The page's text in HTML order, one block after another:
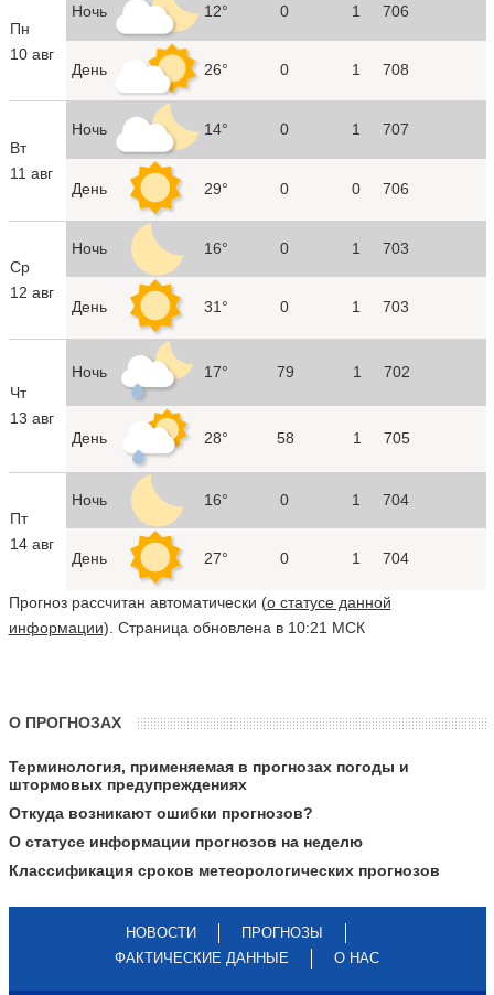
Пн
10 авг
Ночь 12° 0 1 706
День 26° 0 1 708
Вт
11 авг
Ночь 14° 0 1 707
День 29° 0 0 706
Ср
12 авг
Ночь 16° 0 1 703
День 31° 0 1 703
Чт
13 авг
Ночь 17° 79 1 702
День 28° 58 1 705
Пт
14 авг
Ночь 16° 0 1 704
День 27° 0 1 704
Прогноз рассчитан автоматически (о статусе данной
информации). Страница обновлена в 10:21 МСК
О ПРОГНОЗАХ
Терминология, применяемая в прогнозах погоды и
штормовых предупреждениях
Откуда возникают ошибки прогнозов?
О статусе информации прогнозов на неделю
Классификация сроков метеорологических прогнозов
НОВОСТИ
ПРОГНОЗЫ
ФАКТИЧЕСКИЕ ДАННЫЕ
О НАС